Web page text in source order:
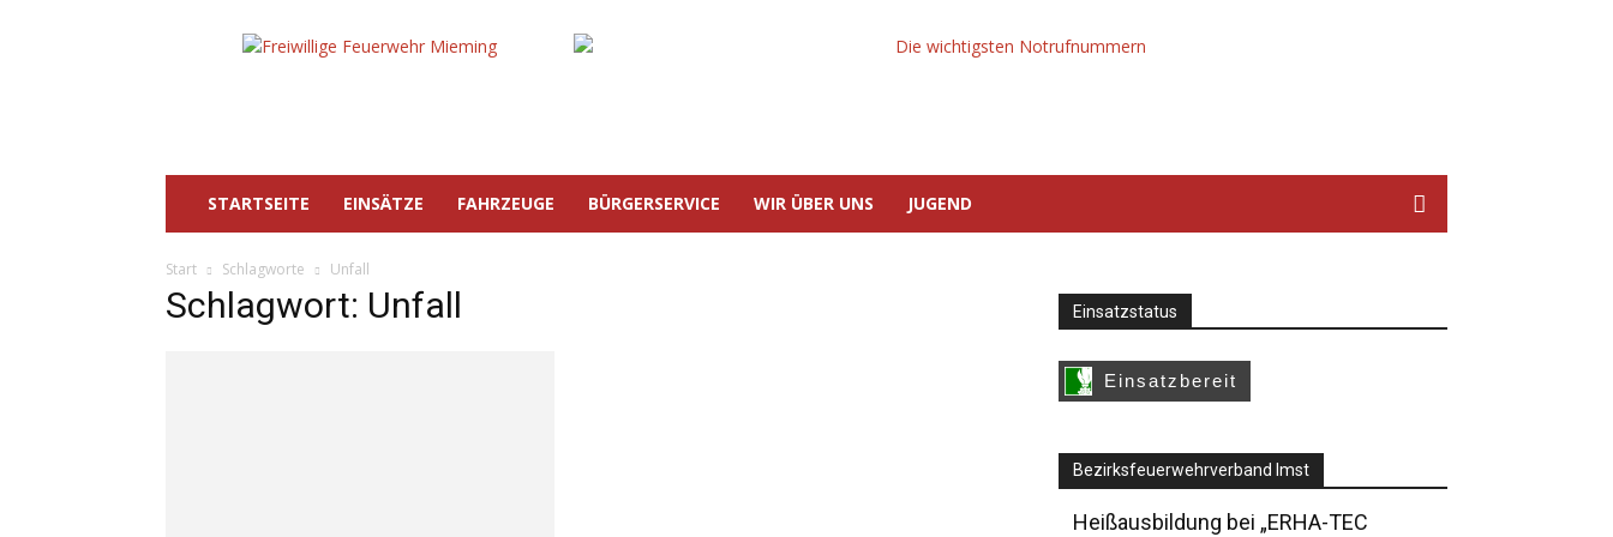
Freiwillige
STARTSEITE EINSÄTZE FAHRZEUGE BÜRGERSERVICE WIR ÜBER UNS JUGEND
Start Schlagworte Unfall
Schlagwort: Unfall Einsatzstatus
Bezirksfeuerwehrverband Imst
Heißausbildung bei „ERHA-TEC